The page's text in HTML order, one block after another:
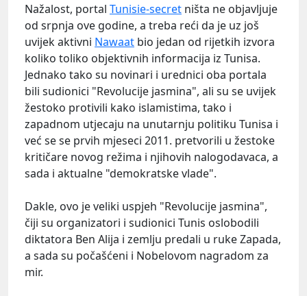
Nažalost, portal Tunisie-secret ništa ne objavljuje
od srpnja ove godine, a treba reći da je uz još
uvijek aktivni Nawaat bio jedan od rijetkih izvora
koliko toliko objektivnih informacija iz Tunisa.
Jednako tako su novinari i urednici oba portala
bili sudionici "Revolucije jasmina", ali su se uvijek
žestoko protivili kako islamistima, tako i
zapadnom utjecaju na unutarnju politiku Tunisa i
već se se prvih mjeseci 2011. pretvorili u žestoke
kritičare novog režima i njihovih nalogodavaca, a
sada i aktualne "demokratske vlade".
Dakle, ovo je veliki uspjeh "Revolucije jasmina",
čiji su organizatori i sudionici Tunis oslobodili
diktatora Ben Alija i zemlju predali u ruke Zapada,
a sada su počašćeni i Nobelovom nagradom za
mir.